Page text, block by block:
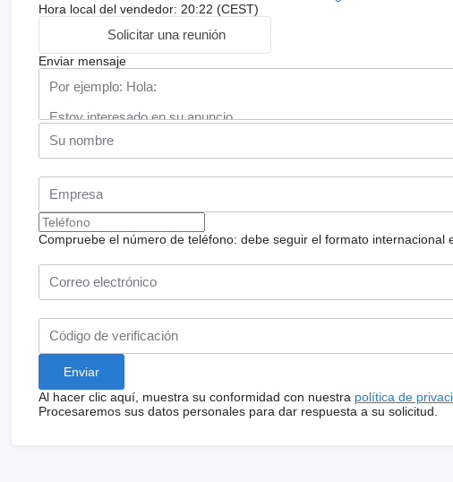
Hora local del vendedor: 20:22 (CEST)
Solicitar una reunión
Enviar mensaje
Compruebe el número de teléfono: debe seguir el formato internacional
Al hacer clic aquí, muestra su conformidad con nuestra política de
Procesaremos sus datos personales para dar respuesta a su solicitud.